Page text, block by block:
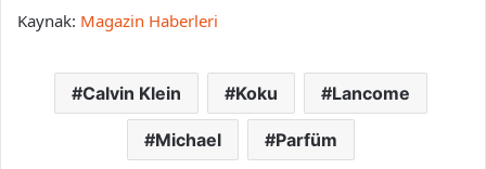
Kaynak: Magazin Haberleri
Calvin Klein Koku Lancome
Michael Parfüm